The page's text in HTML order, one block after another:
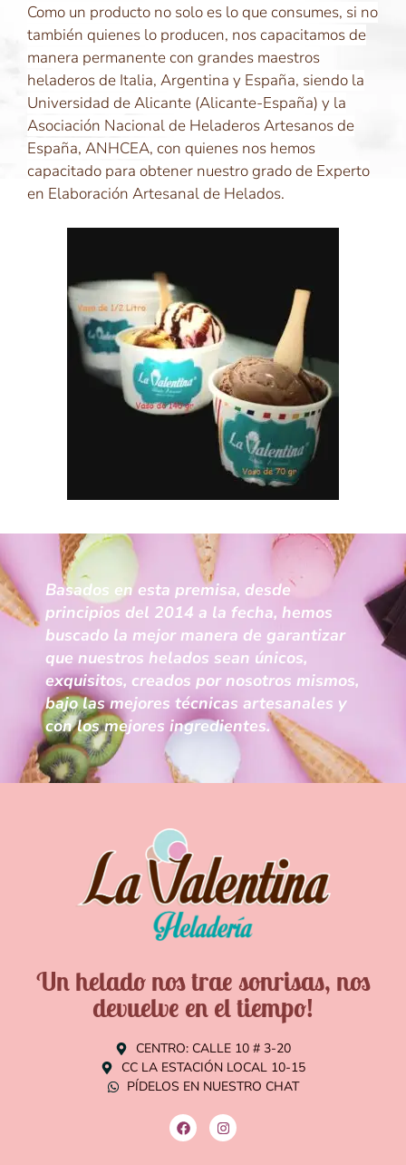
Como un producto no solo es lo que consumes, si no
también quienes lo producen, nos capacitamos de
manera permanente con grandes maestros
heladeros de Italia, Argentina y España, siendo la
Universidad de Alicante (Alicante-España) y la
Asociación Nacional de Heladeros Artesanos de
España, ANHCEA, con quienes nos hemos
capacitado para obtener nuestro grado de Experto
en Elaboración Artesanal de Helados.
Basados en esta premisa, desde
principios del 2014 a la fecha, hemos
buscado la mejor manera de garantizar
que nuestros helados sean únicos,
exquisitos, creados por nosotros mismos,
bajo las mejores técnicas artesanales y
con los mejores ingredientes.
Un helado nos trae sonrisas, nos
devuelve en el tiempo!
CENTRO: CALLE 10 # 3-20
CC LA ESTACIÓN LOCAL 10-15
PÍDELOS EN NUESTRO CHAT